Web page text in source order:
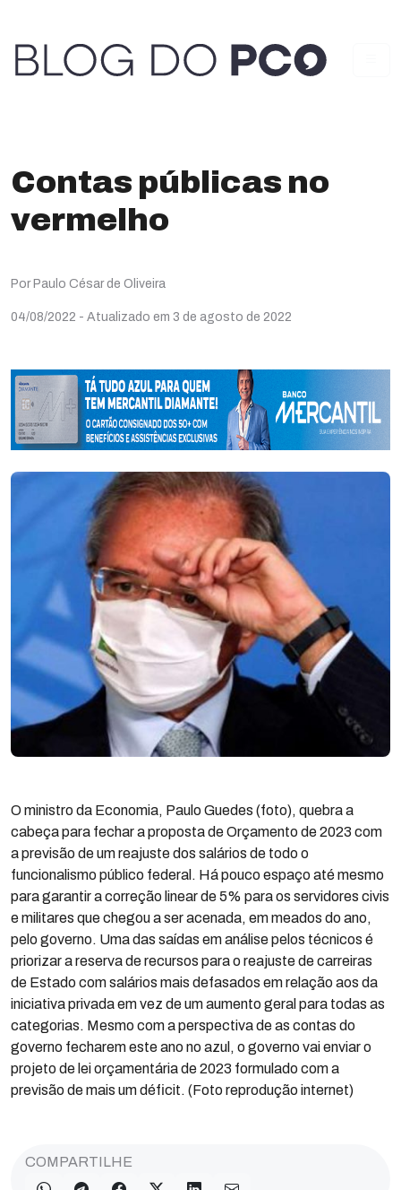
Contas públicas no
vermelho
Por Paulo César de Oliveira
04/08/2022 - Atualizado em 3 de agosto de 2022
O ministro da Economia, Paulo Guedes (foto), quebra a
cabeça para fechar a proposta de Orçamento de 2023 com
a previsão de um reajuste dos salários de todo o
funcionalismo público federal. Há pouco espaço até mesmo
para garantir a correção linear de 5% para os servidores civis
e militares que chegou a ser acenada, em meados do ano,
pelo governo. Uma das saídas em análise pelos técnicos é
priorizar a reserva de recursos para o reajuste de carreiras
de Estado com salários mais defasados em relação aos da
iniciativa privada em vez de um aumento geral para todas as
categorias. Mesmo com a perspectiva de as contas do
governo fecharem este ano no azul, o governo vai enviar o
projeto de lei orçamentária de 2023 formulado com a
previsão de mais um déficit. (Foto reprodução internet)
COMPARTILHE